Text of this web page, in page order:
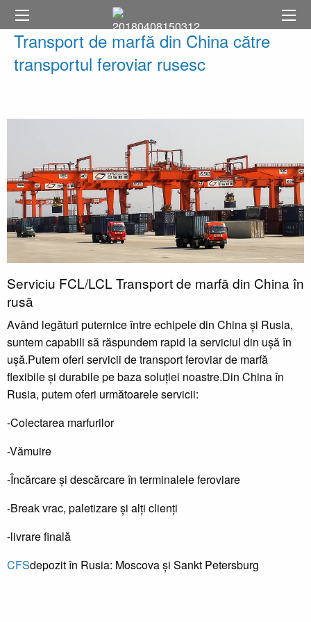
Transport de marfă din China către
transportul feroviar rusesc
Serviciu FCL/LCL Transport de marfă din China în
rusă
Având legături puternice între echipele din China și Rusia,
suntem capabili să răspundem rapid la serviciul din ușă în
ușă.Putem oferi servicii de transport feroviar de marfă
flexibile și durabile pe baza soluției noastre.Din China în
Rusia, putem oferi următoarele servicii:
-Colectarea marfurilor
-Vămuire
-Încărcare și descărcare în terminalele feroviare
-Break vrac, paletizare și alți clienți
-livrare finală
CFSdepozit în Rusia: Moscova și Sankt Petersburg